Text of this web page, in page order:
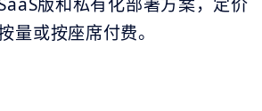
量或按座席付费。